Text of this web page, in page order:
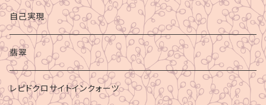
グラウディング
マイナスエネルギーからの防御
ビジネス成功
自己実現
翡翠
レピドクロサイトインクォーツ